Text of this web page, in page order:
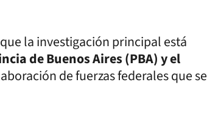
la investigación principal está
de Buenos Aires (PBA) y el
de fuerzas federales que se